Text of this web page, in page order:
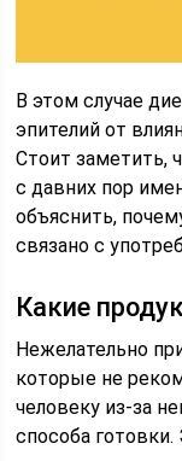
В этом случае
эпителий от
Стоит заметить,
с давних пор
объяснить,
связано с
Какие
Нежелательно
которые не
человеку из-за
способа